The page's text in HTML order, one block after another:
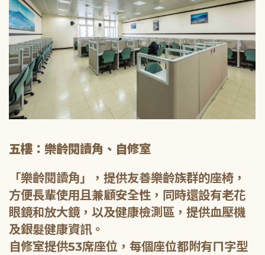
五樓：樂齡閱讀角、自修室
「樂齡閱讀角」，提供友善樂齡族群的座椅，
方便長輩使用且兼顧安全性，同時還設有老花
眼鏡和放大鏡，以及健康檢測區，提供血壓機
及銀髮健康資訊。
自修室提供53席座位，每個座位都附有ㄇ字型